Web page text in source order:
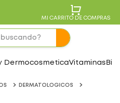
MI CARRITO DE COMPRAS
DermocosmeticaVitaminas
DERMATOLOGICOS